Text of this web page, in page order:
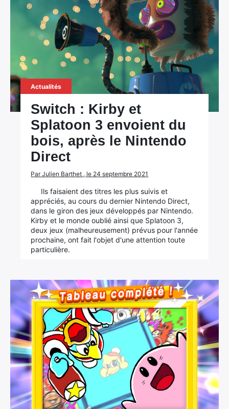
Actualités
Switch : Kirby et
Splatoon 3 envoient du
bois, après le Nintendo
Direct
Par Julien Barthet , le 24 septembre 2021
Ils faisaient des titres les plus suivis et
appréciés, au cours du dernier Nintendo Direct,
dans le giron des jeux développés par Nintendo.
Kirby et le monde oublié ainsi que Splatoon 3,
deux jeux (malheureusement) prévus pour l'année
prochaine, ont fait l'objet d'une attention toute
particulière.